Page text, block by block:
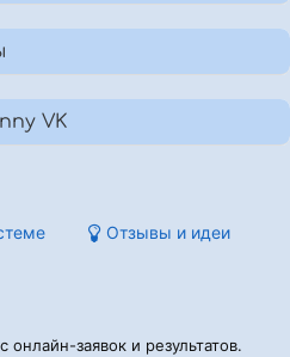
VK
Отзывы и идеи
онлайн-заявок и результатов.